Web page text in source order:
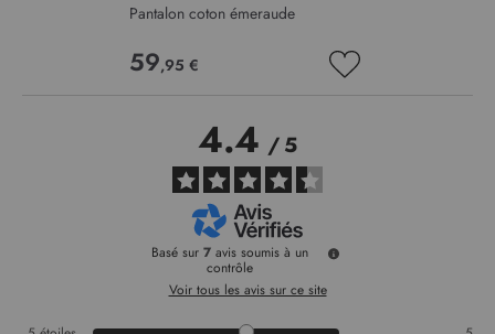
Pantalon coton émeraude
59,95 €
4.4/5
Basé sur 7 avis soumis à un
contrôle
Voir tous les avis sur ce site